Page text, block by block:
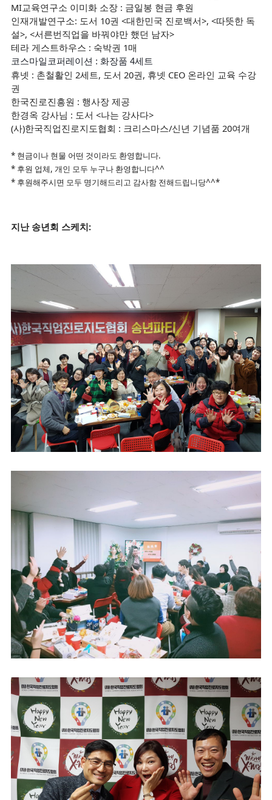
MI교육연구소 이미화 소장 : 금일봉 현금 후원
인재개발연구소: 도서 10권 <대한민국 진로백서>, <따뜻한 독
설>, <서른번직업을 바꿔야만 했던 남자>
테라 게스트하우스 : 숙박권 1매
코스마일코퍼레이션 : 화장품 4세트
휴넷 : 촌철활인 2세트, 도서 20권, 휴넷 CEO 온라인 교육 수강
권
한국진로진흥원 : 행사장 제공
한경옥 강사님 : 도서 <나는 강사다>
(사)한국직업진로지도협회 : 크리스마스/신년 기념품 20여개
* 현금이나 현물 어떤 것이라도 환영합니다.
* 후원 업체, 개인 모두 누구나 환영합니다^^
* 후원해주시면 모두 명기해드리고 감사함 전해드립니당^^*
지난 송년회 스케치: